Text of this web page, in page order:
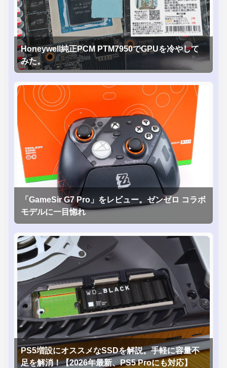
Honeywell純正PCM PTM7950でGPUを冷やして
みた。
「GameSir G7 Pro」をレビュー。ゼンゼロ コラボ
モデルに一目惚れ
PS5増設にオススメなSSDを解説。手軽に容量不
足を解消！【2026年最新、PS5 Proにも対応】